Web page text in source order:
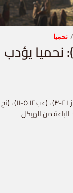
نحميا
نحميا-حلقة (٢٣): نحميا يؤدب